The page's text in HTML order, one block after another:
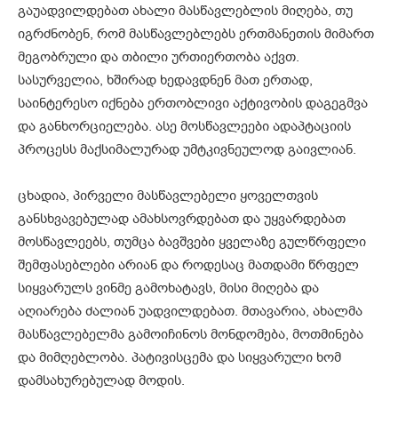
გაუადვილდებათ ახალი მასწავლებლის მიღება, თუ
იგრძნობენ, რომ მასწავლებლებს ერთმანეთის მიმართ
მეგობრული და თბილი ურთიერთობა აქვთ.
სასურველია, ხშირად ხედავდნენ მათ ერთად,
საინტერესო იქნება ერთობლივი აქტივობის დაგეგმვა
და განხორციელება. ასე მოსწავლეები ადაპტაციის
პროცესს მაქსიმალურად უმტკივნეულოდ გაივლიან.
ცხადია, პირველი მასწავლებელი ყოველთვის
განსხვავებულად ამახსოვრდებათ და უყვარდებათ
მოსწავლეებს, თუმცა ბავშვები ყველაზე გულწრფელი
შემფასებლები არიან და როდესაც მათდამი წრფელ
სიყვარულს ვინმე გამოხატავს, მისი მიღება და
აღიარება ძალიან უადვილდებათ. მთავარია, ახალმა
მასწავლებელმა გამოიჩინოს მონდომება, მოთმინება
და მიმღებლობა. პატივისცემა და სიყვარული ხომ
დამსახურებულად მოდის.